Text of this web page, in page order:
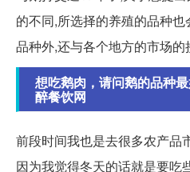
的不同,所选择的养殖的品种
品种外,还与各个地方的市场的
想吃鹅肉，请问鹅的品种
醉餐饮网
前段时间我也是去很多农产品
因为我觉得冬天的话就是要吃